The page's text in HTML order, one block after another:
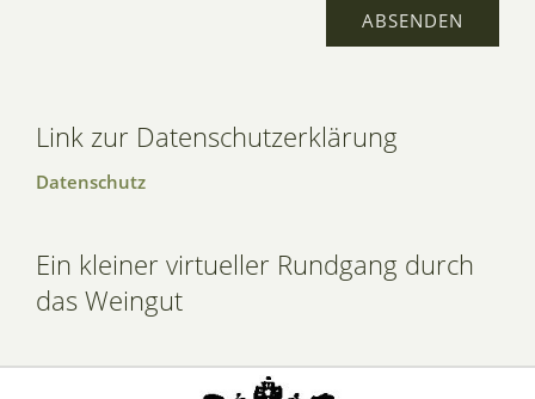
Link zur Datenschutzerklärung
Datenschutz
Ein kleiner virtueller Rundgang durch
das Weingut